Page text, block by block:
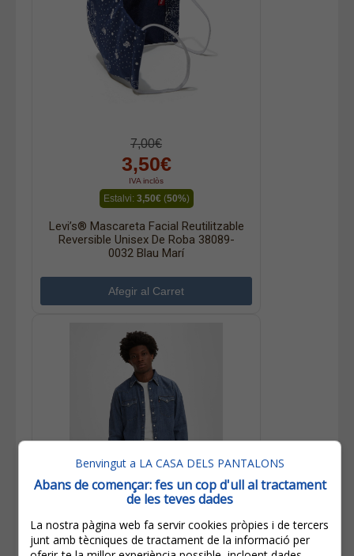
7,00€
3,50€
IVA inclòs
Estalvi: 3,50€(50%)
Levi’s® Mascareta Facial Reutilitzable
Reversible Unisex De Roba 38089-
0032 Blau Marí
85,00€
68,00€
Benvingut a LA CASA DELS PANTALONS
Abans de començar: fes un cop d'ull al tractament
de les teves dades
La nostra pàgina web fa servir cookies pròpies i de tercers
junt amb tècniques de tractament de la informació per